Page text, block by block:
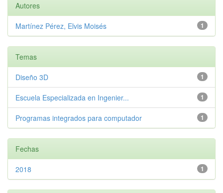
Autores
1
Martínez Pérez, Elvis Moisés
Temas
1
Diseño 3D
1
Escuela Especializada en Ingenier...
1
Programas integrados para computador
Fechas
1
2018